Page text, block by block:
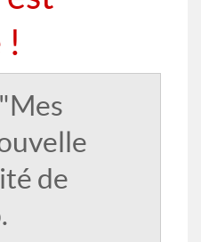
!
de